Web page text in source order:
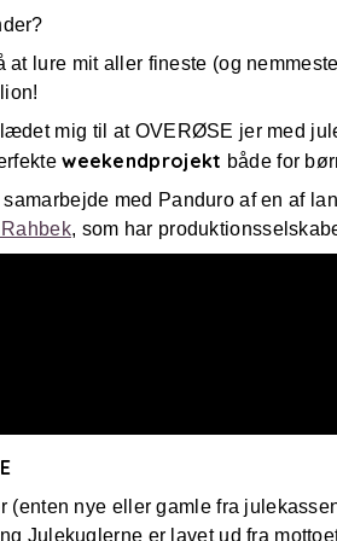
at lure mit aller fineste (og
mig til at OVERØSE jer med
weekendprojekt både for
med Panduro af en af
, som har
(enten nye eller gamle fra
Julekuglerne er lavet ud fra